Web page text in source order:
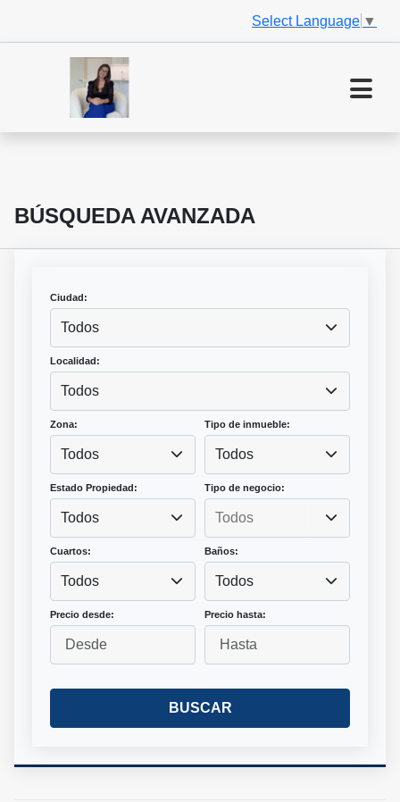
Select Language ▼
BÚSQUEDA AVANZADA
Ciudad:
Todos
Localidad:
Todos
Zona:
Todos
Tipo de inmueble:
Todos
Estado Propiedad:
Todos
Tipo de negocio:
Cuartos:
Todos
Baños:
Todos
Precio desde: Precio hasta:
BUSCAR